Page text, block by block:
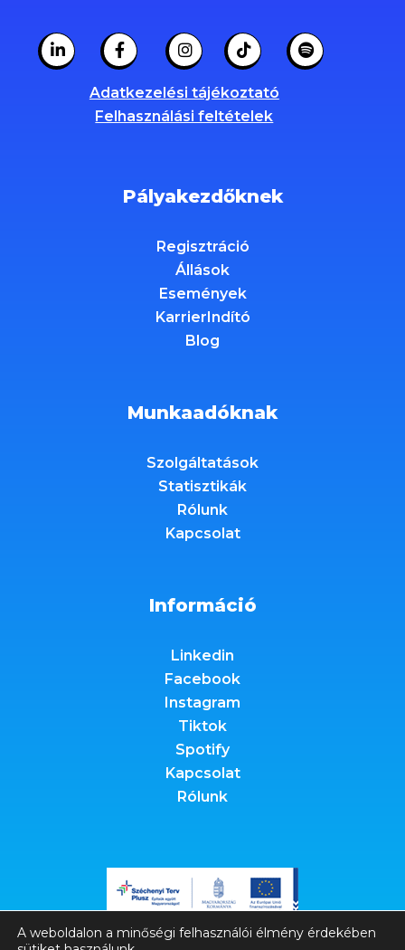
Adatkezelési tájékoztató
Felhasználási feltételek
Pályakezdőknek
Regisztráció
Állások
Események
KarrierIndító
Blog
Munkaadóknak
Szolgáltatások
Statisztikák
Rólunk
Kapcsolat
Információ
Linkedin
Facebook
Instagram
Tiktok
Spotify
Kapcsolat
Rólunk
A weboldalon a minőségi felhasználói élmény érdekében